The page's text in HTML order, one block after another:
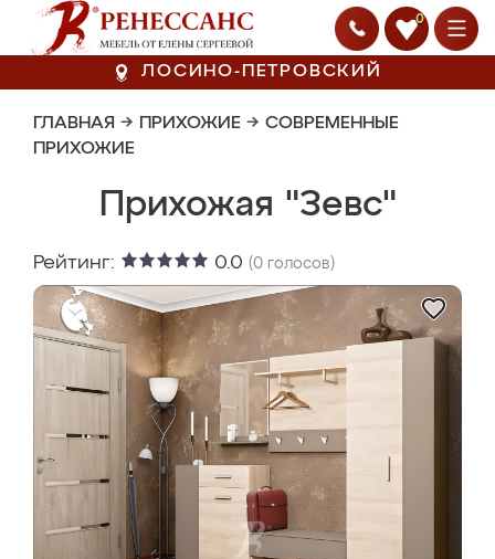
0
ЛОСИНО-ПЕТРОВСКИЙ
ГЛАВНАЯ → ПРИХОЖИЕ → СОВРЕМЕННЫЕ
ПРИХОЖИЕ
Прихожая "Зевс"
Рейтинг: 0.0 (0 голосов)